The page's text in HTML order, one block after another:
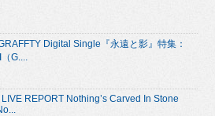
Digital Single『永遠と影』特集：
G....
REPORT Nothing’s Carved In Stone